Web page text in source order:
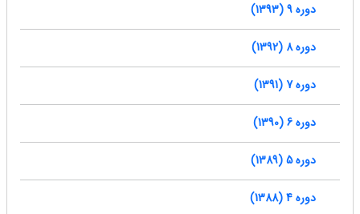
دوره 9 (1393)
دوره 8 (1392)
دوره 7 (1391)
دوره 6 (1390)
دوره 5 (1389)
دوره 4 (1388)